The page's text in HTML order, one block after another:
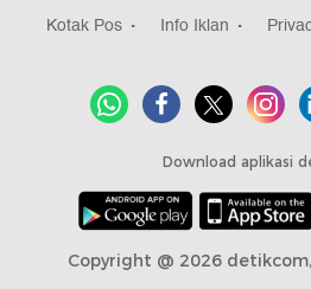
Kotak Pos
Info Iklan
Download aplikasi
Copyright @ 2026